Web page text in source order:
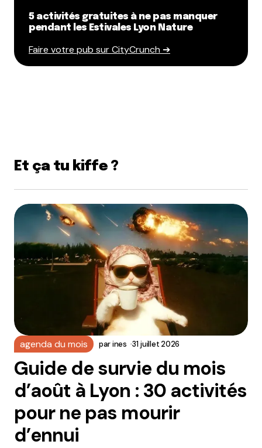
5 activités gratuites à ne pas manquer
pendant les Estivales Lyon Nature
Faire votre pub sur CityCrunch ➔
Et ça tu kiffe ?
agenda du mois parines 31 juillet 2026
Guide de survie du mois
d’août à Lyon : 30 activités
pour ne pas mourir
d’ennui